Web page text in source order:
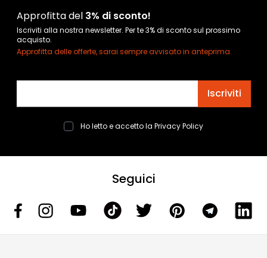
Approfitta del 3% di sconto!
Iscriviti alla nostra newsletter. Per te 3% di sconto sul prossimo
acquisto.
Approfitta delle offerte, sarai sempre avvisato in anteprima.
Iscriviti
Ho letto e accetto la Privacy Policy
Seguici